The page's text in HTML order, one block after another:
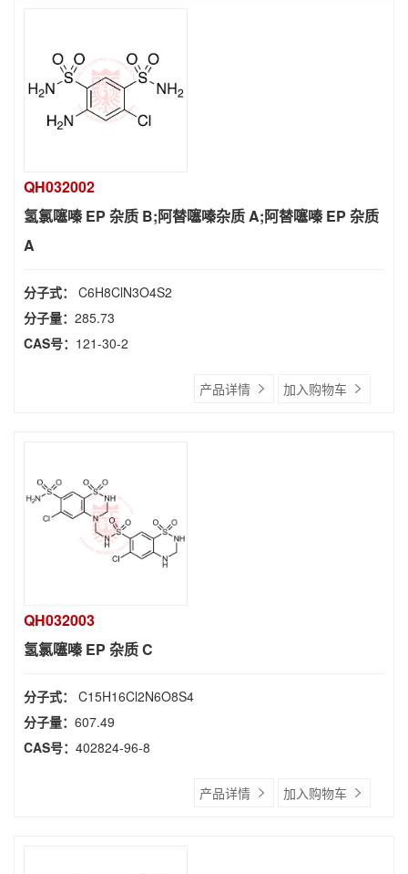
QH032002
氢氯噻嗪 EP 杂质 B;阿替噻嗪杂质 A;阿替噻嗪 EP 杂质
A
分子式： C6H8ClN3O4S2
分子量： 285.73
CAS号： 121-30-2
产品详情 加入购物车
QH032003
氢氯噻嗪 EP 杂质 C
分子式： C15H16Cl2N6O8S4
分子量： 607.49
CAS号： 402824-96-8
产品详情 加入购物车